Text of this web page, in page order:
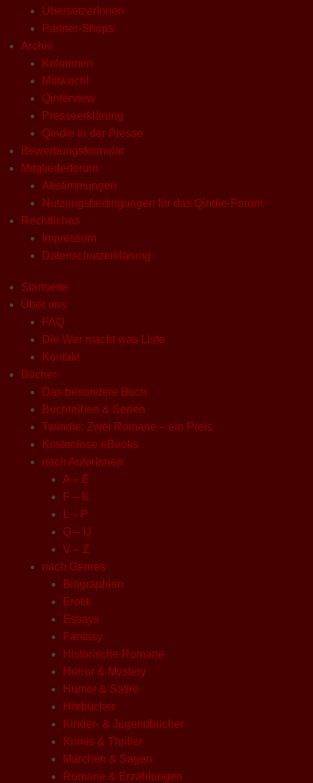
ÜbersetzerInnen
Partner-Shops
Archiv
Kolumnen
Mittwoch!
Qinterview
Presseerklärung
Qindie in der Presse
Bewerbungsformular
Mitgliederforum
Abstimmungen
Nutzungsbedingungen für das Qindie-Forum
Rechtliches
Impressum
Datenschutzerklärung
Startseite
Über uns
FAQ
Die Wer macht was Liste
Kontakt
Bücher
Das besondere Buch
Buchreihen & Serien
Twindie: Zwei Romane – ein Preis
Kostenlose eBooks
nach AutorInnen
A – E
F – K
L – P
Q – U
V – Z
nach Genres
Biographien
Erotik
Essays
Fantasy
Historische Romane
Horror & Mystery
Humor & Satire
Hörbücher
Kinder- & Jugendbücher
Krimis & Thriller
Märchen & Sagen
Romane & Erzählungen